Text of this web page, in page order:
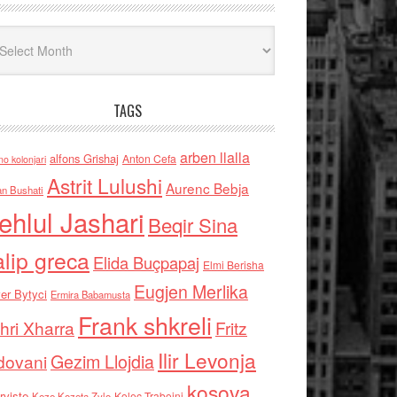
TAGS
kolonjari alfons Grishaj Anton Cefa arben llalla
Bushati Astrit Lulushi Aurenc Bebja
Jashari Beqir Sina
grecaElida Buçpapaj Elmi Berisha
Bytyci Ermira Babamusta Eugjen Merlika
Xharra Frank shkreli Fritz
Gezim Llojdia Ilir Levonja